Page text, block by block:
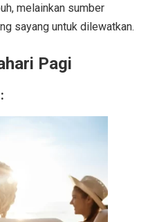
melainkan sumber
sayang untuk dilewatkan.
Pagi